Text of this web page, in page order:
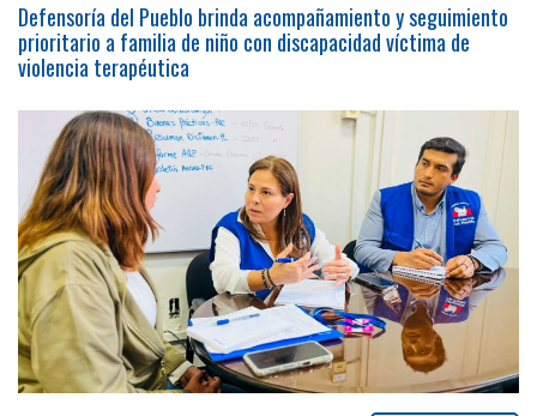
Defensoría del Pueblo brinda acompañamiento y seguimiento
prioritario a familia de niño con discapacidad víctima de
violencia terapéutica